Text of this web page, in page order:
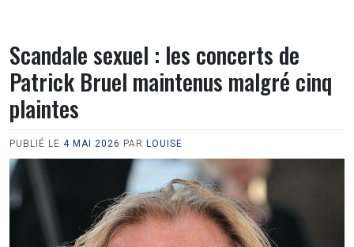
Scandale sexuel : les concerts de
Patrick Bruel maintenus malgré cinq
plaintes
PUBLIÉ LE 4 MAI 2026 PAR LOUISE